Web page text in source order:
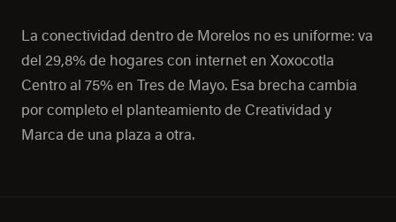
La conectividad dentro de Morelos no es uniforme: va
del 29,8% de hogares con internet en Xoxocotla
Centro al 75% en Tres de Mayo. Esa brecha cambia
por completo el planteamiento de Creatividad y
Marca de una plaza a otra.